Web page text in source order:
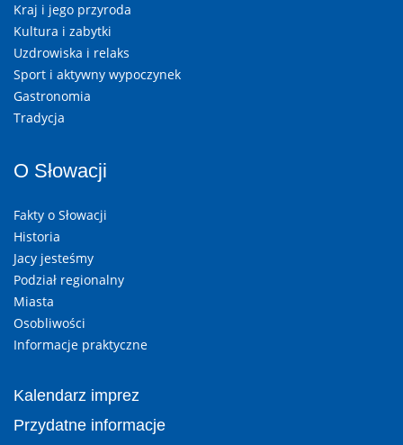
Kraj i jego przyroda
Kultura i zabytki
Uzdrowiska i relaks
Sport i aktywny wypoczynek
Gastronomia
Tradycja
O Słowacji
Fakty o Słowacji
Historia
Jacy jesteśmy
Podział regionalny
Miasta
Osobliwości
Informacje praktyczne
Kalendarz imprez
Przydatne informacje